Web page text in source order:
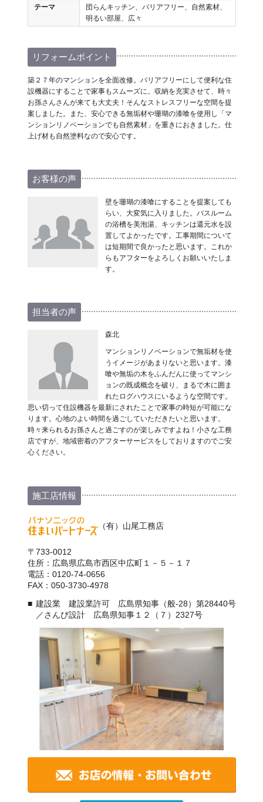
テーマ
団らんキッチン、バリアフリー、自然素材、
明るい部屋、広々
リフォームポイント
築２７年のマンションを全面改修。バリアフリーにして便利な住
設機器にすることで家事もスムーズに。収納を充実させて、時々
お孫さんさんが来ても大丈夫！そんなストレスフリーな空間を提
案しました。また、安心できる無垢材や珊瑚の漆喰を使用し「マ
ンションリノベーションでも自然素材」を重きにおきました。仕
上げ材も自然塗料なので安心です。
お客様の声
壁を珊瑚の漆喰にすることを提案しても
らい、大変気に入りました。バスルーム
の浴槽を美泡湯、キッチンは還元水を設
置してよかったです。工事期間について
は短期間で良かったと思います。これか
らもアフターをよろしくお願いいたしま
す。
担当者の声
森北
マンションリノベーションで無垢材を使
うイメージがあまりないと思います。漆
喰や無垢の木をふんだんに使ってマンシ
ョンの既成概念を破り、まるで木に囲ま
れたログハウスにいるような空間です。
思い切って住設機器を最新にされたことで家事の時短が可能にな
ります。心地のよい時間を過ごしていただきたいと思います。
時々来られるお孫さんと過ごすのが楽しみですよね！小さな工務
店ですが、地域密着のアフターサービスをしておりますのでご安
心ください。
施工店情報
（有）山尾工務店
〒733-0012
住所：広島県広島市西区中広町１－５－１７
電話：0120-74-0656
FAX：050-3730-4978
建設業 建設業許可 広島県知事（般-28）第28440号
／さんび設計 広島県知事１２（７）2327号